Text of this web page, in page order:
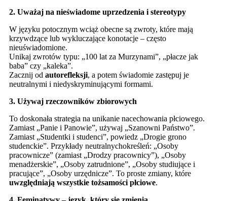
2. Uważaj na nieświadome uprzedzenia i stereotypy
W języku potocznym wciąż obecne są zwroty, które mają
krzywdzące lub wykluczające konotacje – często
nieuświadomione.
Unikaj zwrotów typu: „100 lat za Murzynami”, „płacze jak
baba” czy „kaleka”.
Zacznij od autorefleksji, a potem świadomie zastępuj je
neutralnymi i niedyskryminującymi formami.
3. Używaj rzeczowników zbiorowych
To doskonała strategia na unikanie nacechowania płciowego.
Zamiast „Panie i Panowie”, używaj „Szanowni Państwo”.
Zamiast „Studentki i studenci”, powiedz „Drogie grono
studenckie”. Przykłady neutralnychokreśleń: „Osoby
pracownicze” (zamiast „Drodzy pracownicy”), „Osoby
menadżerskie”, „Osoby zatrudnione”, „Osoby studiujące i
pracujące”, „Osoby urzędnicze”. To proste zmiany, które
uwzględniają wszystkie tożsamości płciowe.